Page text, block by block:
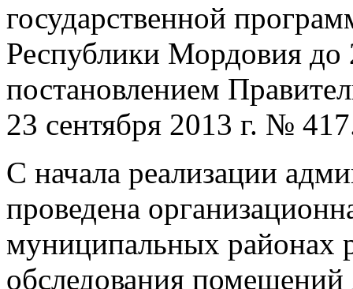
государственной
Республики Мордовия до
постановлением
23 сентября 2013 г. №
С начала реализации
проведена
муниципальных районах
обследования